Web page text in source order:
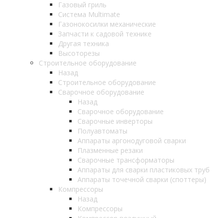
Газовый гриль
Система Multimate
Газонокосилки механические
Запчасти к садовой технике
Другая техника
Высоторезы
Строительное оборудование
Назад
Строительное оборудование
Сварочное оборудование
Назад
Сварочное оборудование
Сварочные инверторы
Полуавтоматы
Аппараты аргонодуговой сварки
Плазменные резаки
Сварочные трансформаторы
Аппараты для сварки пластиковых труб
Аппараты точечной сварки (споттеры)
Компрессоры
Назад
Компрессоры